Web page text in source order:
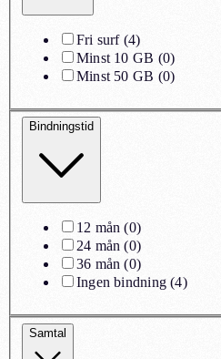
Fri surf (4)
Minst 10 GB (0)
Minst 50 GB (0)
Bindningstid
12 mån (0)
24 mån (0)
36 mån (0)
Ingen bindning (4)
Samtal